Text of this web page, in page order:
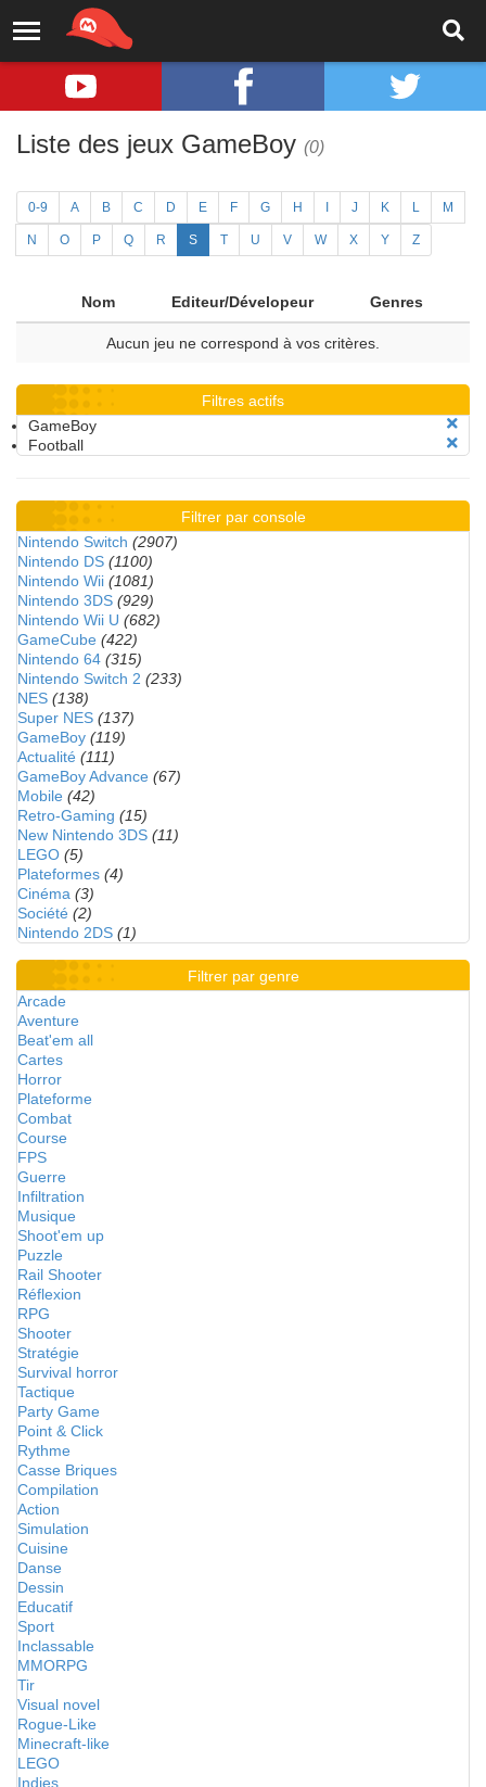
Liste des jeux GameBoy (0)
0-9 A B C D E F G H J K L M
N O P Q R S T U V W X Y Z
Nom Editeur/Dévelopeur Genres
Aucun jeu ne correspond à vos critères.
Filtres actifs
GameBoy
Football
Filtrer par console
Nintendo Switch (2907)
Nintendo DS (1100)
Nintendo Wii (1081)
Nintendo 3DS (929)
Nintendo Wii U (682)
GameCube (422)
Nintendo 64 (315)
Nintendo Switch 2 (233)
NES (138)
Super NES (137)
GameBoy (119)
Actualité (111)
GameBoy Advance (67)
Mobile (42)
Retro-Gaming (15)
New Nintendo 3DS (11)
LEGO (5)
Plateformes (4)
Cinéma (3)
Société (2)
Nintendo 2DS (1)
Filtrer par genre
Arcade
Aventure
Beat'em all
Cartes
Horror
Plateforme
Combat
Course
FPS
Guerre
Infiltration
Musique
Shoot'em up
Puzzle
Rail Shooter
Réflexion
RPG
Shooter
Stratégie
Survival horror
Tactique
Party Game
Point & Click
Rythme
Casse Briques
Compilation
Action
Simulation
Cuisine
Danse
Dessin
Educatif
Sport
Inclassable
MMORPG
Tir
Visual novel
Rogue-Like
Minecraft-like
LEGO
Indies